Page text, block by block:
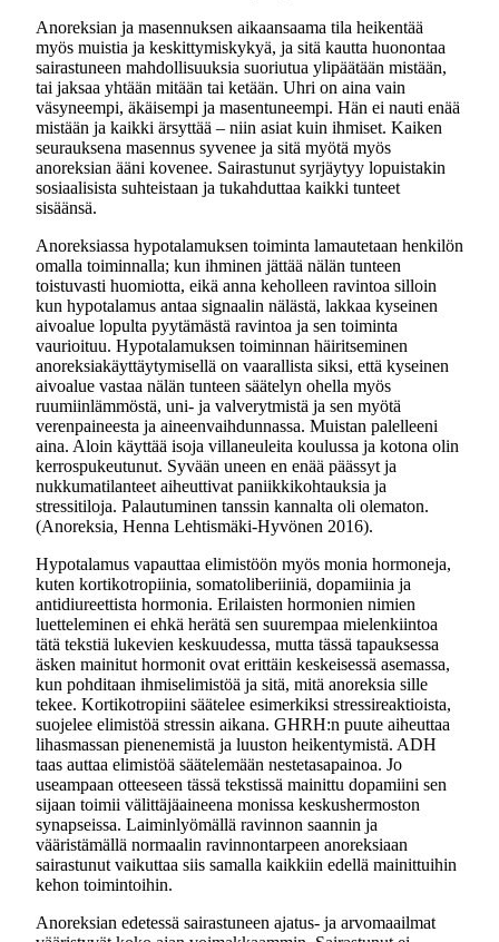
Anoreksian ja masennuksen aikaansaama tila heikentää
myös muistia ja keskittymiskykyä, ja sitä kautta huonontaa
sairastuneen mahdollisuuksia suoriutua ylipäätään mistään,
tai jaksaa yhtään mitään tai ketään. Uhri on aina vain
väsyneempi, äkäisempi ja masentuneempi. Hän ei nauti enää
mistään ja kaikki ärsyttää – niin asiat kuin ihmiset. Kaiken
seurauksena masennus syvenee ja sitä myötä myös
anoreksian ääni kovenee. Sairastunut syrjäytyy lopuistakin
sosiaalisista suhteistaan ja tukahduttaa kaikki tunteet
sisäänsä.
Anoreksiassa hypotalamuksen toiminta lamautetaan henkilön
omalla toiminnalla; kun ihminen jättää nälän tunteen
toistuvasti huomiotta, eikä anna keholleen ravintoa silloin
kun hypotalamus antaa signaalin nälästä, lakkaa kyseinen
aivoalue lopulta pyytämästä ravintoa ja sen toiminta
vaurioituu. Hypotalamuksen toiminnan häiritseminen
anoreksiakäyttäytymisellä on vaarallista siksi, että kyseinen
aivoalue vastaa nälän tunteen säätelyn ohella myös
ruumiinlämmöstä, uni- ja valverytmistä ja sen myötä
verenpaineesta ja aineenvaihdunnassa. Muistan palelleeni
aina. Aloin käyttää isoja villaneuleita koulussa ja kotona olin
kerrospukeutunut. Syvään uneen en enää päässyt ja
nukkumatilanteet aiheuttivat paniikkikohtauksia ja
stressitiloja. Palautuminen tanssin kannalta oli olematon.
(Anoreksia, Henna Lehtismäki-Hyvönen 2016).
Hypotalamus vapauttaa elimistöön myös monia hormoneja,
kuten kortikotropiinia, somatoliberiiniä, dopamiinia ja
antidiureettista hormonia. Erilaisten hormonien nimien
luetteleminen ei ehkä herätä sen suurempaa mielenkiintoa
tätä tekstiä lukevien keskuudessa, mutta tässä tapauksessa
äsken mainitut hormonit ovat erittäin keskeisessä asemassa,
kun pohditaan ihmiselimistöä ja sitä, mitä anoreksia sille
tekee. Kortikotropiini säätelee esimerkiksi stressireaktioista,
suojelee elimistöä stressin aikana. GHRH:n puute aiheuttaa
lihasmassan pienenemistä ja luuston heikentymistä. ADH
taas auttaa elimistöä säätelemään nestetasapainoa. Jo
useampaan otteeseen tässä tekstissä mainittu dopamiini sen
sijaan toimii välittäjäaineena monissa keskushermoston
synapseissa. Laiminlyömällä ravinnon saannin ja
vääristämällä normaalin ravinnontarpeen anoreksiaan
sairastunut vaikuttaa siis samalla kaikkiin edellä mainittuihin
kehon toimintoihin.
Anoreksian edetessä sairastuneen ajatus- ja arvomaailmat